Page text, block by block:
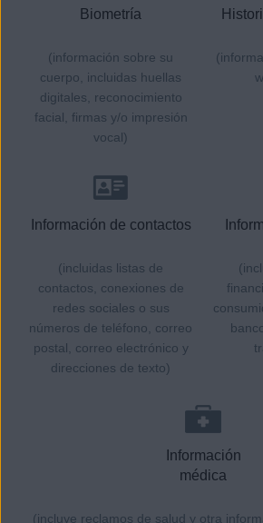
Biometría
(información sobre su
cuerpo, incluidas huellas
digitales, reconocimiento
facial, firmas y/o impresión
vocal)
Información de contactos
(incluidas listas de
contactos, conexiones de
redes sociales o sus
números de teléfono, correo
postal, correo electrónico y
direcciones de texto)
Información
médica
(incluye reclamos de salud y otra